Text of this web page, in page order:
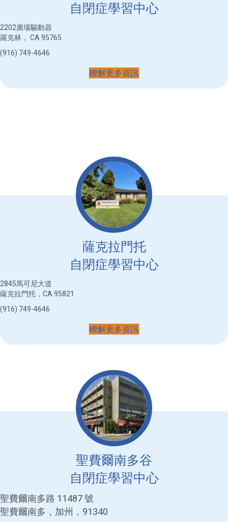
自閉症學習中心
2202廣場驅動器
羅克林， CA 95765
(916) 749-4646
瞭解更多資訊
薩克拉門托
自閉症學習中心
2845馬可尼大道
薩克拉門托，CA 95821
(916) 749-4646
瞭解更多資訊
聖費爾南多谷
自閉症學習中心
聖費爾南多路 11487 號
聖費爾南多，加州，91340